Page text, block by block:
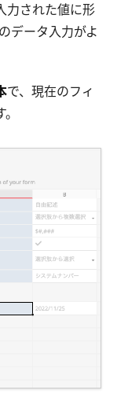
力された値に形
データ入力がよ
で、現在のフィ